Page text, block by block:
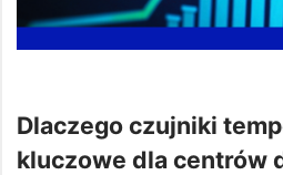
Dlaczego czujniki
kluczowe dla centrów